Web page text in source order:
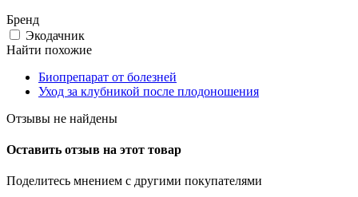
Бренд
Экодачник
Найти похожие
Биопрепарат от болезней
Уход за клубникой после плодоношения
Отзывы не найдены
Оставить отзыв на этот товар
Поделитесь мнением с другими покупателями